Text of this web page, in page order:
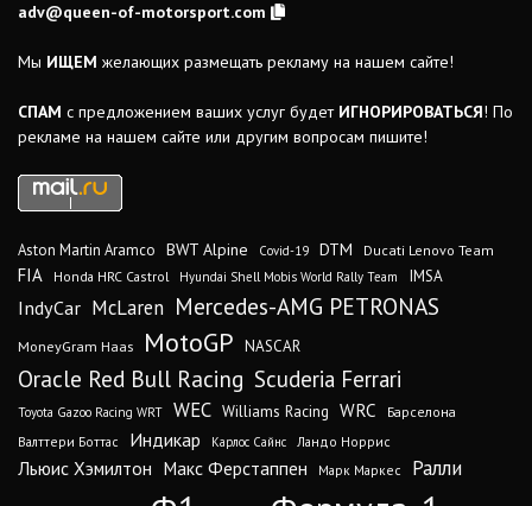
adv@queen-of-motorsport.com
Мы ИЩЕМ желающих размещать рекламу на нашем сайте!
СПАМ с предложением ваших услуг будет ИГНОРИРОВАТЬСЯ! По
рекламе на нашем сайте или другим вопросам пишите!
Aston Martin Aramco BWT Alpine Covid-19 DTM Ducati Lenovo Team
FIA Honda HRC Castrol Hyundai Shell Mobis World Rally Team IMSA
IndyCar McLaren Mercedes-AMG PETRONAS
MoneyGram Haas MotoGP NASCAR
Oracle Red Bull Racing Scuderia Ferrari
Toyota Gazoo Racing WRT WEC Williams Racing WRC
Барселона
Валттери Боттас
Индикар Карлос Сайнс Ландо Норрис
Льюис Хэмилтон Макс Ферстаппен Марк Маркес Ралли